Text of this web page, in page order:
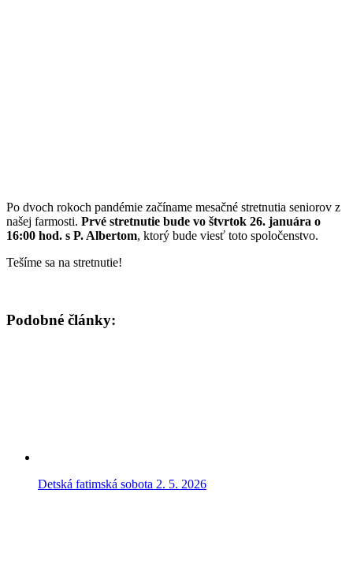
Po dvoch rokoch pandémie začíname mesačné stretnutia seniorov z
našej farmosti. Prvé stretnutie bude vo štvrtok 26. januára o
16:00 hod. s P. Albertom, ktorý bude viesť toto spoločenstvo.
Tešíme sa na stretnutie!
Podobné články:
Detská fatimská sobota 2. 5. 2026